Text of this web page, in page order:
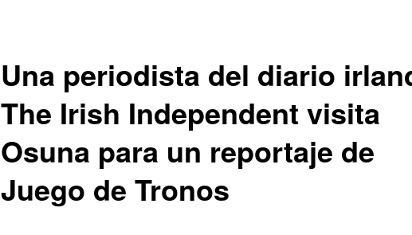
Una periodista del diario
The Irish Independent visita
Osuna para un reportaje de
Juego de Tronos